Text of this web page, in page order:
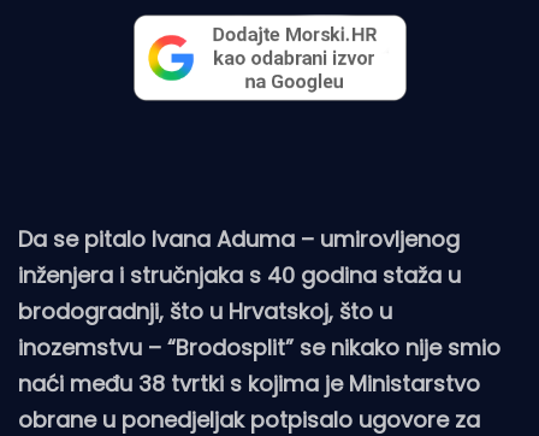
Da se pitalo Ivana Aduma – umirovljenog
inženjera i stručnjaka s 40 godina staža u
brodogradnji, što u Hrvatskoj, što u
inozemstvu – “Brodosplit” se nikako nije smio
naći među 38 tvrtki s kojima je Ministarstvo
obrane u ponedjeljak potpisalo ugovore za